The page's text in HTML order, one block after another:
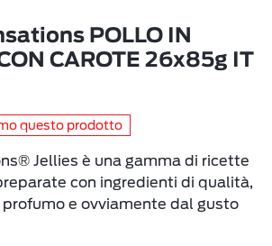
POLLO IN
CAROTE 26x85g IT
questo prodotto
Jellies è una gamma di ricette
con ingredienti di qualità,
e ovviamente dal gusto